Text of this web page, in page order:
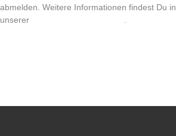
abmelden. Weitere Informationen findest Du in
unserer